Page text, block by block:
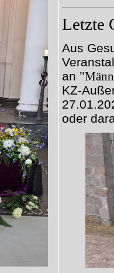
Letzte
Aus
an
KZ-
oder